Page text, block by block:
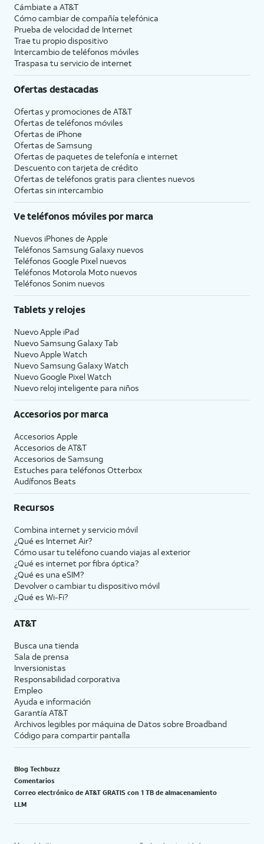
Cámbiate a AT&T
Cómo cambiar de compañía telefónica
Prueba de velocidad de Internet
Trae tu propio dispositivo
Intercambio de teléfonos móviles
Traspasa tu servicio de internet
Ofertas destacadas
Ofertas y promociones de AT&T
Ofertas de teléfonos móviles
Ofertas de iPhone
Ofertas de Samsung
Ofertas de paquetes de telefonía e internet
Descuento con tarjeta de crédito
Ofertas de teléfonos gratis para clientes nuevos
Ofertas sin intercambio
Ve teléfonos móviles por marca
Nuevos iPhones de Apple
Teléfonos Samsung Galaxy nuevos
Teléfonos Google Pixel nuevos
Teléfonos Motorola Moto nuevos
Teléfonos Sonim nuevos
Tablets y relojes
Nuevo Apple iPad
Nuevo Samsung Galaxy Tab
Nuevo Apple Watch
Nuevo Samsung Galaxy Watch
Nuevo Google Pixel Watch
Nuevo reloj inteligente para niños
Accesorios por marca
Accesorios Apple
Accesorios de AT&T
Accesorios de Samsung
Estuches para teléfonos Otterbox
Audífonos Beats
Recursos
Combina internet y servicio móvil
¿Qué es Internet Air?
Cómo usar tu teléfono cuando viajas al exterior
¿Qué es internet por fibra óptica?
¿Qué es una eSIM?
Devolver o cambiar tu dispositivo móvil
¿Qué es Wi-Fi?
AT&T
Busca una tienda
Sala de prensa
Inversionistas
Responsabilidad corporativa
Empleo
Ayuda e información
Garantía AT&T
Archivos legibles por máquina de Datos sobre Broadband
Código para compartir pantalla
Blog Techbuzz
Comentarios
Correo electrónico de AT&T GRATIS con 1 TB de almacenamiento
LLM